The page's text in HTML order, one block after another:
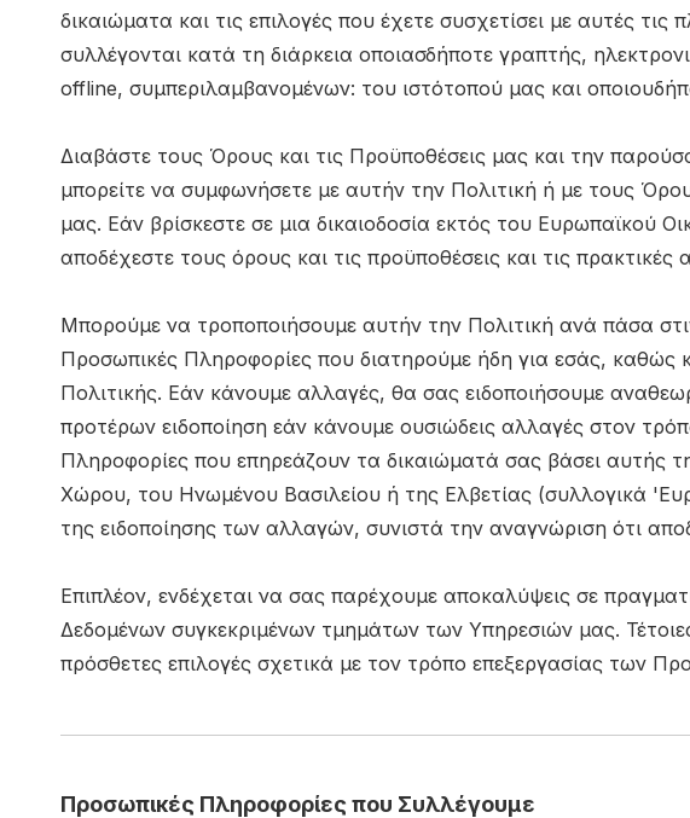
δικαιώματα και τις επιλογές που έχετε συσχετίσει με αυτές
συλλέγονται κατά τη διάρκεια οποιασδήποτε γραπτής,
offline, συμπεριλαμβανομένων: του ιστότοπού μας και
Διαβάστε τους Όρους και τις Προϋποθέσεις μας και την
μπορείτε να συμφωνήσετε με αυτήν την Πολιτική ή με τους
μας. Εάν βρίσκεστε σε μια δικαιοδοσία εκτός του Ευρωπαϊκού
αποδέχεστε τους όρους και τις προϋποθέσεις και τις
Μπορούμε να τροποποιήσουμε αυτήν την Πολιτική ανά πάσα
Προσωπικές Πληροφορίες που διατηρούμε ήδη για εσάς, καθώς
Πολιτικής. Εάν κάνουμε αλλαγές, θα σας ειδοποιήσουμε
προτέρων ειδοποίηση εάν κάνουμε ουσιώδεις αλλαγές στον
Πληροφορίες που επηρεάζουν τα δικαιώματά σας βάσει αυτής
Χώρου, του Ηνωμένου Βασιλείου ή της Ελβετίας (συλλογικά
της ειδοποίησης των αλλαγών, συνιστά την αναγνώριση ότι
Επιπλέον, ενδέχεται να σας παρέχουμε αποκαλύψεις σε
Δεδομένων συγκεκριμένων τμημάτων των Υπηρεσιών μας.
πρόσθετες επιλογές σχετικά με τον τρόπο επεξεργασίας των
Προσωπικές Πληροφορίες που Συλλέγουμε